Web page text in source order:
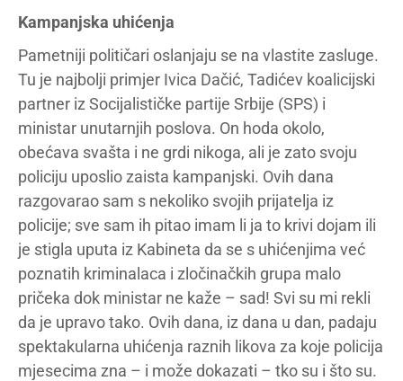
Kampanjska uhićenja
Pametniji političari oslanjaju se na vlastite zasluge.
Tu je najbolji primjer Ivica Dačić, Tadićev koalicijski
partner iz Socijalističke partije Srbije (SPS) i
ministar unutarnjih poslova. On hoda okolo,
obećava svašta i ne grdi nikoga, ali je zato svoju
policiju uposlio zaista kampanjski. Ovih dana
razgovarao sam s nekoliko svojih prijatelja iz
policije; sve sam ih pitao imam li ja to krivi dojam ili
je stigla uputa iz Kabineta da se s uhićenjima već
poznatih kriminalaca i zločinačkih grupa malo
pričeka dok ministar ne kaže – sad! Svi su mi rekli
da je upravo tako. Ovih dana, iz dana u dan, padaju
spektakularna uhićenja raznih likova za koje policija
mjesecima zna – i može dokazati – tko su i što su.